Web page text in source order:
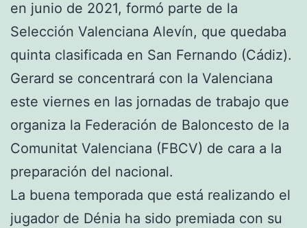
en junio de 2021, formó parte de la
Selección Valenciana Alevín, que quedaba
quinta clasificada en San Fernando (Cádiz).
Gerard se concentrará con la Valenciana
este viernes en las jornadas de trabajo que
organiza la Federación de Baloncesto de la
Comunitat Valenciana (FBCV) de cara a la
preparación del nacional.
La buena temporada que está realizando el
jugador de Dénia ha sido premiada con su